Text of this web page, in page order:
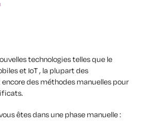
technologies telles que le
et IoT , la plupart des
des méthodes manuelles pour
êtes dans une phase manuelle :